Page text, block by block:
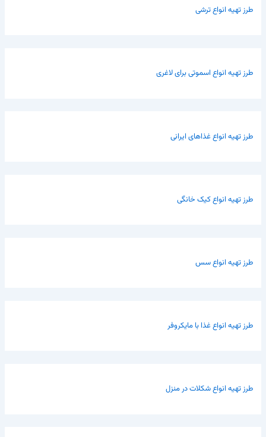
طرز تهیه انواع ترشی
طرز تهیه انواع اسموتی برای لاغری
طرز تهیه انواع غذاهای ایرانی
طرز تهیه انواع کیک خانگی
طرز تهیه انواع سس
طرز تهیه انواع غذا با مایکروفر
طرز تهیه انواع شکلات در منزل